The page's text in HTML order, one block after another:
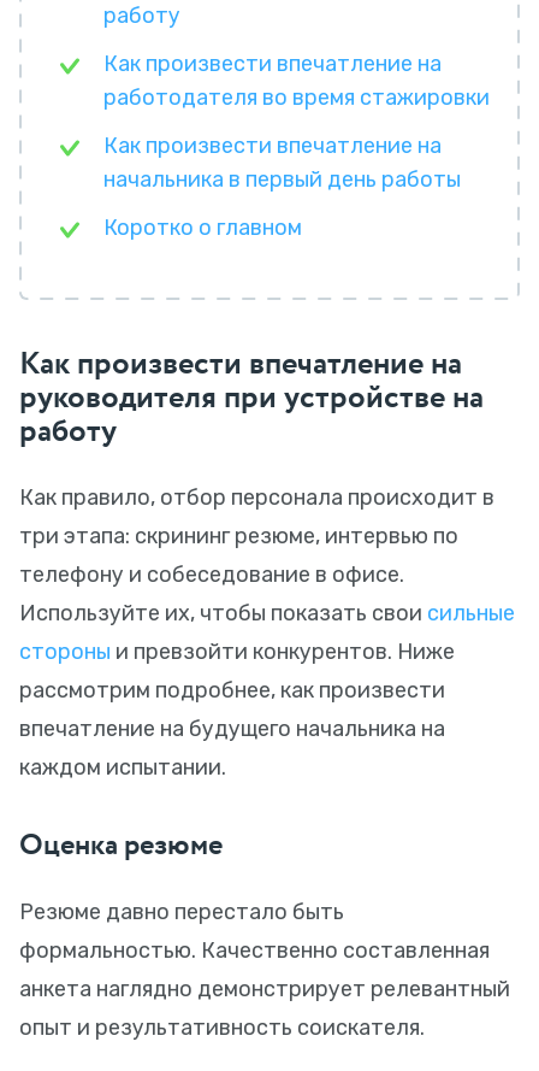
работу
Как произвести впечатление на
работодателя во время стажировки
Как произвести впечатление на
начальника в первый день работы
Коротко о главном
Как произвести впечатление на
руководителя при устройстве на
работу
Как правило, отбор персонала происходит в
три этапа: скрининг резюме, интервью по
телефону и собеседование в офисе.
Используйте их, чтобы показать свои сильные
стороны и превзойти конкурентов. Ниже
рассмотрим подробнее, как произвести
впечатление на будущего начальника на
каждом испытании.
Оценка резюме
Резюме давно перестало быть
формальностью. Качественно составленная
анкета наглядно демонстрирует релевантный
опыт и результативность соискателя.